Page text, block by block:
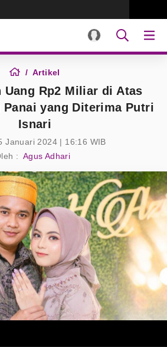
Artikel
Uang Rp2 Miliar di Atas
Panai yang Diterima Putri
Isnari
Januari 2024 | 16:16 WIB
: Agus Adhari